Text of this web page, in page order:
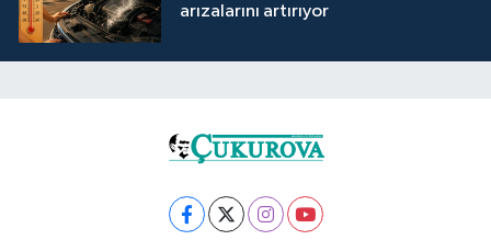
arızalarını artırıyor